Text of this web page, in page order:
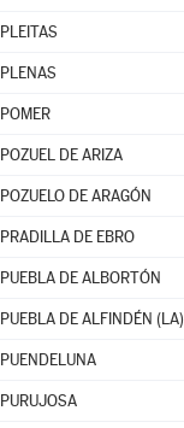
PLEITAS
PLENAS
POMER
POZUEL DE ARIZA
POZUELO DE ARAGÓN
PRADILLA DE EBRO
PUEBLA DE ALBORTÓN
PUEBLA DE ALFINDÉN (LA)
PUENDELUNA
PURUJOSA